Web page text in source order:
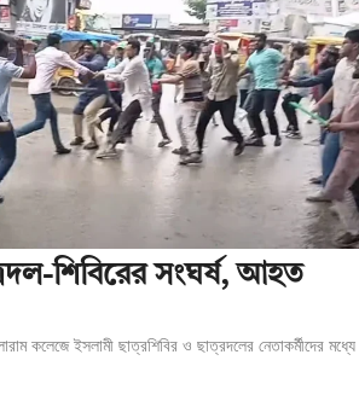
শিবিরের সংঘর্ষ, আহত
কলেজে ইসলামী ছাত্রশিবির ও ছাত্রদলের নেতাকর্মীদের মধ্যে